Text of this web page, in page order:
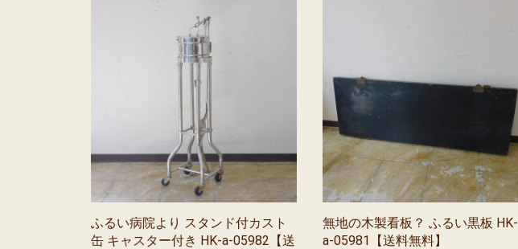
ふるい病院より スタンド付カスト
缶 キャスター付き HK-a-05982【送
無地の木製看板？ ふるい黒板 HK-
a-05981【送料無料】